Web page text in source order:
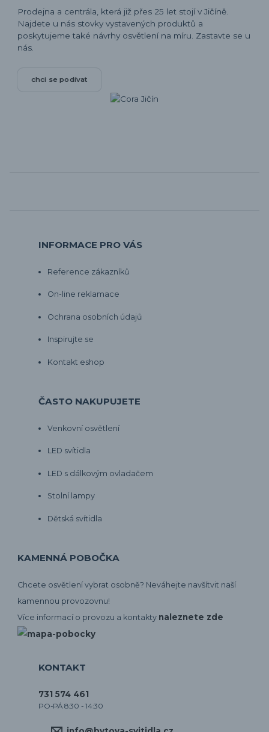
Prodejna a centrála, která již přes 25 let stojí v Jičíně.
Najdete u nás stovky vystavených produktů a
poskytujeme také návrhy osvětlení na míru. Zastavte se u
nás.
chci se podívat
INFORMACE PRO VÁS
Reference zákazníků
On-line reklamace
Ochrana osobních údajů
Inspirujte se
Kontakt eshop
ČASTO NAKUPUJETE
Venkovní osvětlení
LED svítidla
LED s dálkovým ovladačem
Stolní lampy
Dětská svítidla
KAMENNÁ POBOČKA
Chcete osvětlení vybrat osobně? Neváhejte navšítvit naší
kamennou provozovnu!
Více informací o provozu a kontakty naleznete zde
KONTAKT
731 574 461
PO-PÁ 8:30 - 14:30